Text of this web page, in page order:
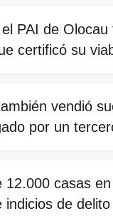
PAI de Olocau
certificó su
vendió
por un
12.000 casas
indicios de delito